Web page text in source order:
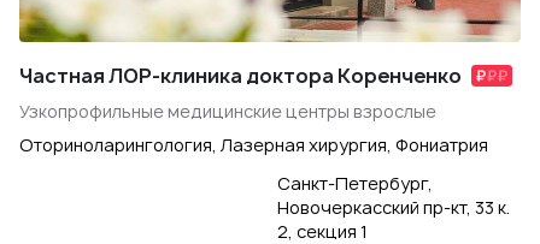
Частная ЛОР-клиника доктора Коренченко
Узкопрофильные медицинские центры взрослые
Оториноларингология, Лазерная хирургия, Фониатрия
Санкт-Петербург,
Новочеркасский пр-кт, 33 к.
2, секция 1